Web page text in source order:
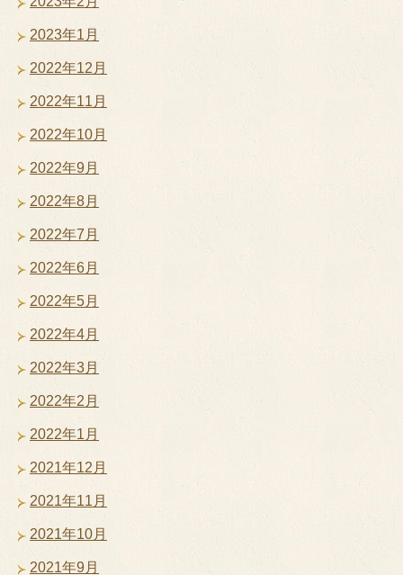
2023年1月
2022年12月
2022年11月
2022年10月
2022年9月
2022年8月
2022年7月
2022年6月
2022年5月
2022年4月
2022年3月
2022年2月
2022年1月
2021年12月
2021年11月
2021年10月
2021年9月